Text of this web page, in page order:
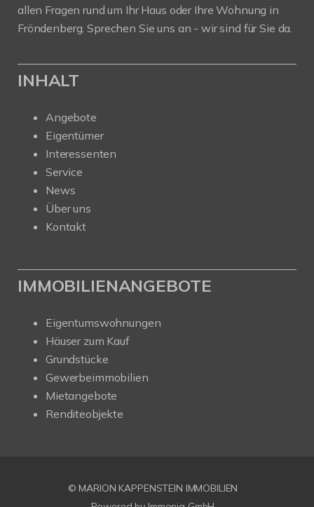
allen Fragen rund um Ihr Haus oder Ihre Wohnung in
Fröndenberg. Sprechen Sie uns an - wir sind für Sie da.
INHALT
Angebote
Eigentümer
Interessenten
Service
News
Über uns
Kontakt
IMMOBILIENANGEBOTE
Eigentumswohnungen
Häuser zum Kauf
Grundstücke
Gewerbeimmobilien
Mietangebote
Renditeobjekte
© MARION KAPPENSTEIN IMMOBILIEN